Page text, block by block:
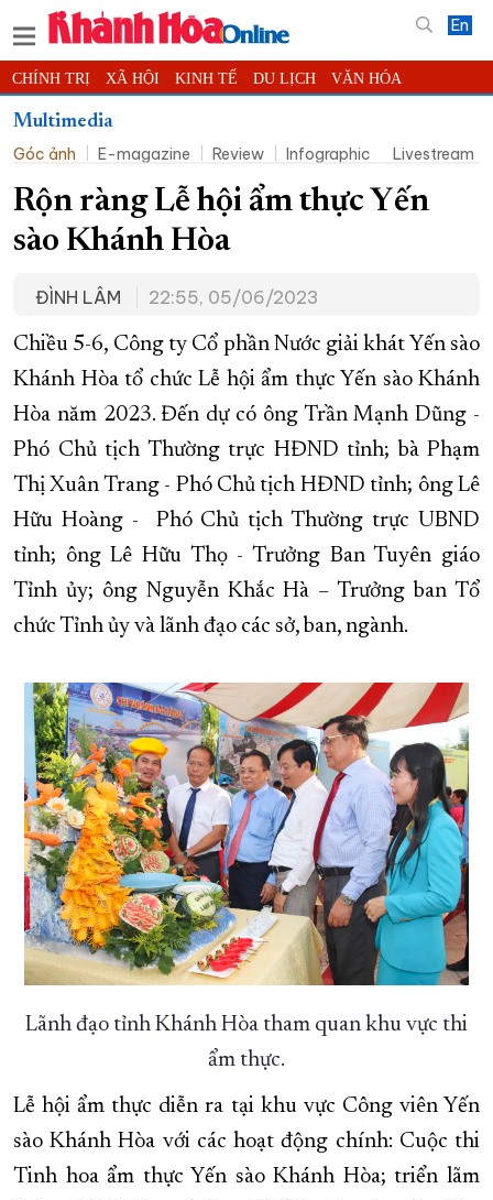
En
CHÍNH TRỊ XÃ HỘI KINH TẾ DU LỊCH VĂN HÓA
THỂ THAO ĐỜI SỐNG
KHOA HỌC - CÔNG NGHỆ PHÁP LUẬT BẠN ĐỌC PHÓNG SỰ
THẾ GIỚI MULTIMEDIA VIDEO ĐỌC BÁO ONLINE
PODCAST THÔNG TIN - QUẢNG CÁO
TRƯỜNG SA BIỂN ĐẢO QUÊ HƯƠNG
CHUNG TAY CẢI CÁCH HÀNH CHÍNH
XÂY DỰNG NÔNG THÔN MỚI LỊCH CẮT ĐIỆN
TÀU - XE - MÁY BAY
KỶ NIỆM 370 NĂM XÂY DỰNG VÀ PHÁT TRIỂN TỈNH KHÁNH HÒA
KHOẢNH KHẮC ĐẸP XỨ TRẦM
XÂY DỰNG KHÁNH HÒA TRỞ THÀNH THÀNH PHỐ TRỰC THUỘC
ĐẠI HỘI ĐẢNG CÁC CẤP TRANG CHỦ VỀ BÁO KHÁNH HÒA
Multimedia
Góc ảnh
E-magazine Review Infographic Livestream
Rộn ràng Lễ hội ẩm thực Yến
sào Khánh Hòa
ĐÌNH LÂM 22:55, 05/06/2023
Chiều 5-6, Công ty Cổ phần Nước giải khát Yến sào
Khánh Hòa tổ chức Lễ hội ẩm thực Yến sào Khánh
Hòa năm 2023. Đến dự có ông Trần Mạnh Dũng -
Phó Chủ tịch Thường trực HĐND tỉnh; bà Phạm
Thị Xuân Trang - Phó Chủ tịch HĐND tỉnh; ông Lê
Hữu Hoàng - Phó Chủ tịch Thường trực UBND
tỉnh; ông Lê Hữu Thọ - Trưởng Ban Tuyên giáo
Tỉnh ủy; ông Nguyễn Khắc Hà – Trưởng ban Tổ
chức Tỉnh ủy và lãnh đạo các sở, ban, ngành.
Lãnh đạo tỉnh Khánh Hòa tham quan khu vực thi
ẩm thực.
Lễ hội ẩm thực diễn ra tại khu vực Công viên Yến
sào Khánh Hòa với các hoạt động chính: Cuộc thi
Tinh hoa ẩm thực Yến sào Khánh Hòa; triển lãm